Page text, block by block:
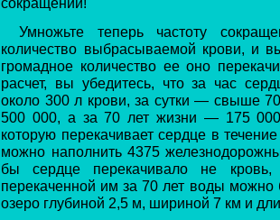
Умножьте теперь частоту
количество выбрасываемой крови, и
громадное количество ее оно
расчет, вы убедитесь, что за час
около 300 л крови, за сутки — свыше
500 000, а за 70 лет жизни — 175
которую перекачивает сердце в
можно наполнить 4375
бы сердце перекачивало не
перекаченной им за 70 лет воды можно
озеро глубиной 2,5 м, шириной 7 км и